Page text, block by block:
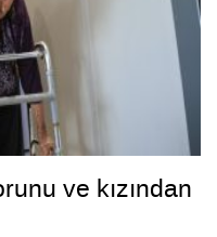
ve kızından